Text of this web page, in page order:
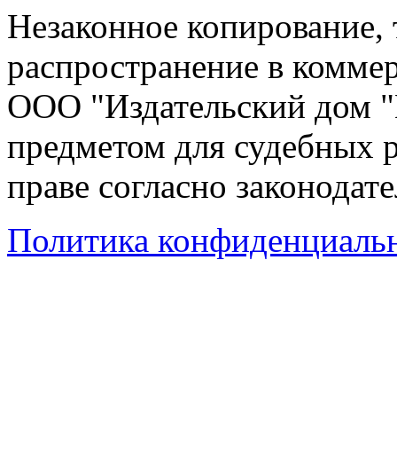
Незаконное
распространение в
ООО "Издательский дом
предметом для судебных
праве согласно
Политика